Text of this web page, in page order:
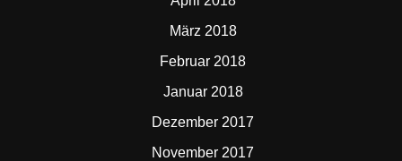
März 2018
Februar 2018
Januar 2018
Dezember 2017
November 2017